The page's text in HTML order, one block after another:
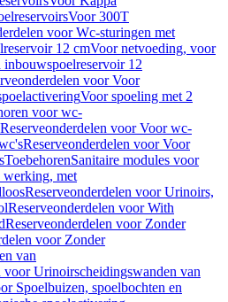
Voor 300T
voor Wc-sturingen met
12 cmVoor netvoeding, voor
12
voor Voor
Voor spoeling met 2
voor wc-
Reserveonderdelen voor Voor wc-
Reserveonderdelen voor Voor
ToebehorenSanitaire modules voor
werking, met
Reserveonderdelen voor Urinoirs,
Reserveonderdelen voor With
Reserveonderdelen voor Zonder
voor Zonder
van
voor Urinoirscheidingswanden van
Spoelbuizen, spoelbochten en